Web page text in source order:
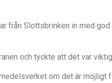
från Slottsbrinken in med
och tyckte att det var
om det är möjligt